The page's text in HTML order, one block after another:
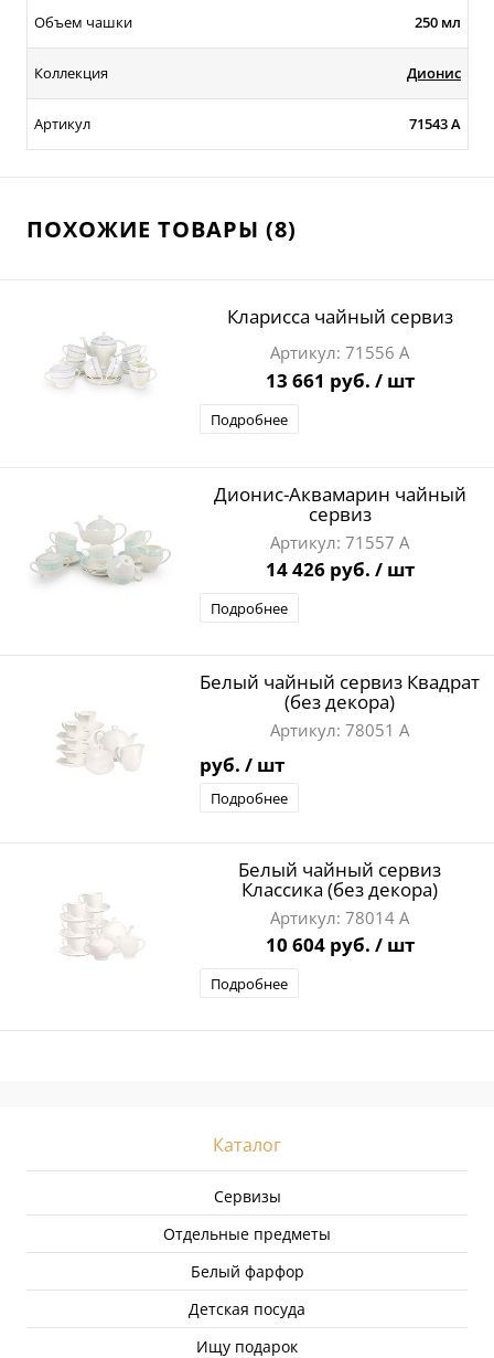
Объем чашки 250 мл
Коллекция Дионис
Артикул 71543 А
ПОХОЖИЕ ТОВАРЫ (8)
Кларисса чайный сервиз
71556 А
13 661 руб. / шт
Подробнее
Дионис-Аквамарин чайный
сервиз
71557 А
14 426 руб. / шт
Подробнее
Белый чайный сервиз Квадрат
(без декора)
78051 А
руб. / шт
Подробнее
Белый чайный сервиз
Классика (без декора)
78014 А
10 604 руб. / шт
Подробнее
Каталог
Сервизы
Отдельные предметы
Белый фарфор
Детская посуда
Ищу подарок